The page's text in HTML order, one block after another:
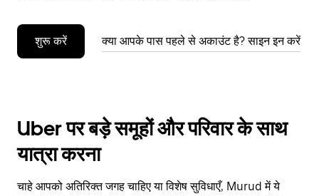
शुरू करें क्या आपके पास पहले से अकाउंट है? साइन इन करें
Uber पर बड़े समूहों और परिवार के साथ
यात्रा करना
चाहे आपको अतिरिक्त जगह चाहिए या विशेष सुविधाएँ, Murud में ये